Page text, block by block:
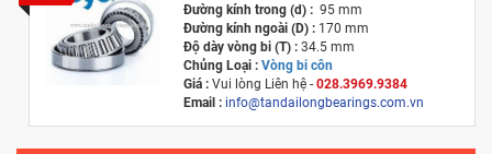
Đường kính trong (d) :95 mm
Đường kính ngoài (D) :170 mm
Độ dày vòng bi (T) :34.5 mm
Chủng Loại : Vòng bi côn
Giá :Vui lòng Liên hệ - 028.3969.9384
Email : info@tandailongbearings.com.vn